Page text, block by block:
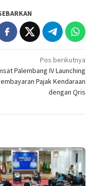
Pos berikutnya
Palembang IV Launching
Pajak Kendaraan
dengan Qris